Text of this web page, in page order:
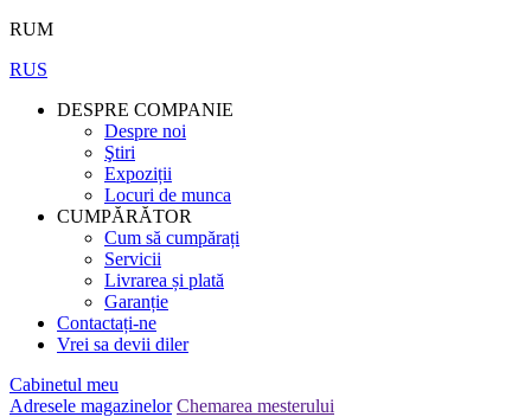
RUM
RUS
DESPRE COMPANIE
Despre noi
Ştiri
Expoziții
Locuri de munca
CUMPĂRĂTOR
Cum să cumpărați
Servicii
Livrarea și plată
Garanție
Contactați-ne
Vrei sa devii diler
Cabinetul meu
Adresele magazinelor Chemarea mesterului